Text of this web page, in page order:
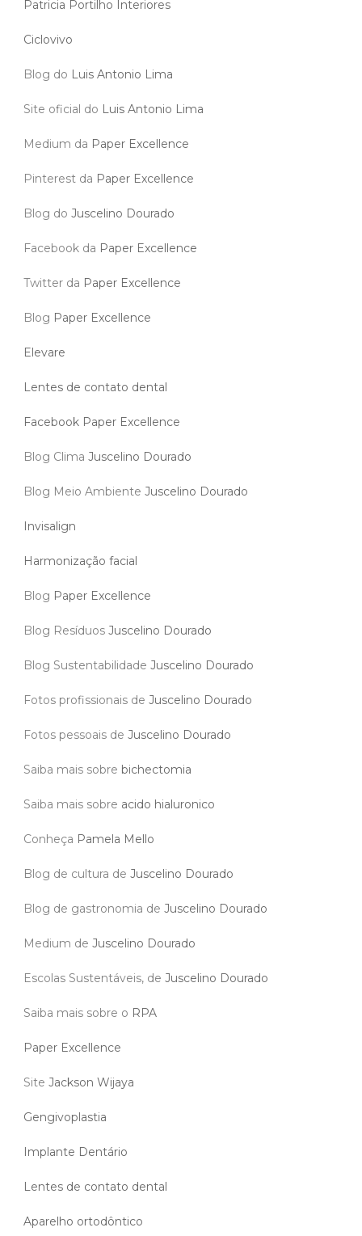
Patricia Portilho Interiores
Ciclovivo
Blog do Luis Antonio Lima
Site oficial do Luis Antonio Lima
Medium da Paper Excellence
Pinterest da Paper Excellence
Blog do Juscelino Dourado
Facebook da Paper Excellence
Twitter da Paper Excellence
Blog Paper Excellence
Elevare
Lentes de contato dental
Facebook Paper Excellence
Blog Clima Juscelino Dourado
Blog Meio Ambiente Juscelino Dourado
Invisalign
Harmonização facial
Blog Paper Excellence
Blog Resíduos Juscelino Dourado
Blog Sustentabilidade Juscelino Dourado
Fotos profissionais de Juscelino Dourado
Fotos pessoais de Juscelino Dourado
Saiba mais sobre bichectomia
Saiba mais sobre acido hialuronico
Conheça Pamela Mello
Blog de cultura de Juscelino Dourado
Blog de gastronomia de Juscelino Dourado
Medium de Juscelino Dourado
Escolas Sustentáveis, de Juscelino Dourado
Saiba mais sobre o RPA
Paper Excellence
Site Jackson Wijaya
Gengivoplastia
Implante Dentário
Lentes de contato dental
Aparelho ortodôntico